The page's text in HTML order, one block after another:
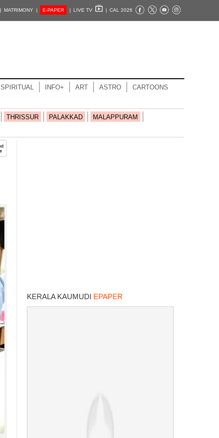
MATRIMONY | E-PAPER | LIVE TV | CAL 2026
SPIRITUAL INFO+ ART ASTRO CARTOONS
THRISSUR PALAKKAD MALAPPURAM
KERALA KAUMUDI EPAPER